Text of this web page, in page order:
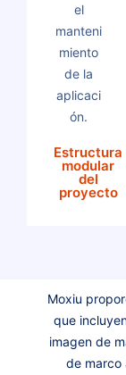
el
manteni
miento
de la
aplicaci
ón.
Estructura
modular
del
proyecto
Moxiu
que
imagen de
de marco